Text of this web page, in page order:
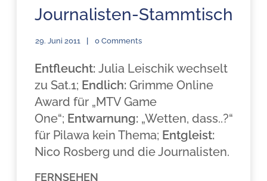
Journalisten-Stammtisch
29. Juni 2011 0 Comments
Entfleucht:Julia Leischik wechselt
zu Sat.1; Endlich:Grimme Online
Award für „MTV Game
One“; Entwarnung: „Wetten, dass..?“
für Pilawa kein Thema; Entgleist:
Nico Rosberg und die Journalisten.
FERNSEHEN